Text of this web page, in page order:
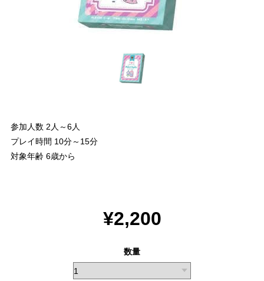
参加人数 2人～6人
プレイ時間 10分～15分
対象年齢 6歳から
¥2,200
数量